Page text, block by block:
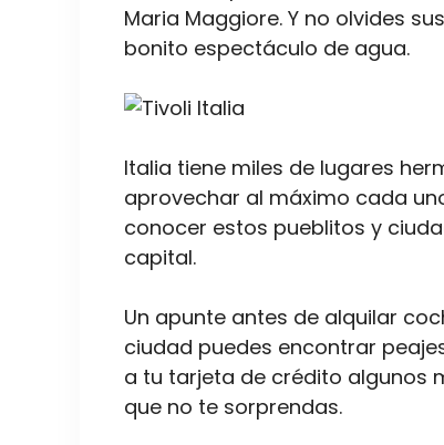
Maria Maggiore. Y no olvides
bonito espectáculo de agua.
Italia tiene miles de lugares
aprovechar al máximo cada
conocer estos pueblitos y
capital.
Un apunte antes de alquilar
ciudad puedes encontrar
a tu tarjeta de crédito algunos
que no te sorprendas.